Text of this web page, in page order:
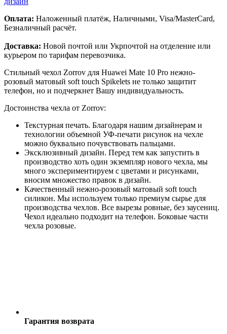
Оплата: Наложенный платёж, Наличными, Visa/MasterCard,
Безналичный расчёт.
Доставка: Новой почтой или Укрпочтой на отделение или
курьером по тарифам перевозчика.
Стильный чехол Zorrov для Huawei Mate 10 Pro нежно-
розовый матовый soft touch Spikelets не только защитит
телефон, но и подчеркнет Вашу индивидуальность.
Достоинства чехла от Zorrov:
Текстурная печать. Благодаря нашим дизайнерам и
технологии объемной УФ-печати рисунок на чехле
можно буквально почувствовать пальцами.
Эксклюзивный дизайн. Перед тем как запустить в
производство хоть один экземпляр нового чехла, мы
много экспериментируем с цветами и рисунками,
вносим множество правок в дизайн.
Качественный нежно-розовый матовый soft touch
силикон. Мы используем только премиум сырье для
производства чехлов. Все вырезы ровные, без заусениц.
Чехол идеально подходит на телефон. Боковые части
чехла розовые.
Гарантия возврата